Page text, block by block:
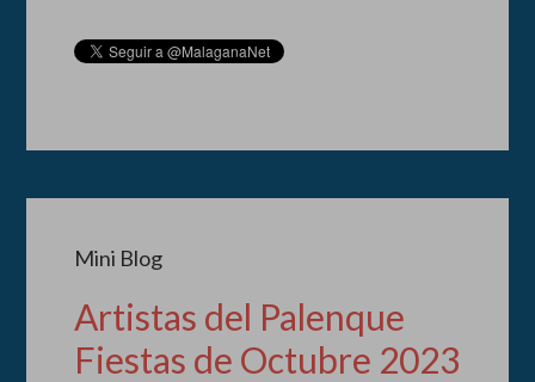
Mini Blog
Artistas del Palenque
Fiestas de Octubre 2023